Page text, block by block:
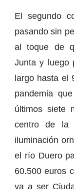
El segundo
pasando sin
al toque de
Junta y luego
largo hasta el
pandemia
últimos siete
centro de la
iluminación
el río Duero
60.500 euros
va a ser